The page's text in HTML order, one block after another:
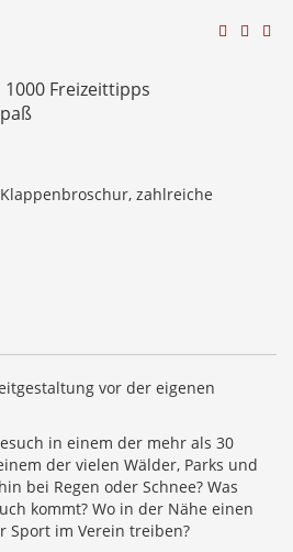
Freizeittipps
zahlreiche
vor der eigenen
in einem der mehr als 30
der vielen Wälder, Parks und
bei Regen oder Schnee? Was
kommt? Wo in der Nähe einen
Sport im Verein treiben?